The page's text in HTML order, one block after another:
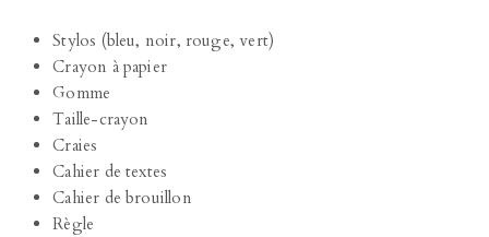
Stylos (bleu, noir, rouge, vert)
Crayon à papier
Gomme
Taille-crayon
Craies
Cahier de textes
Cahier de brouillon
Règle